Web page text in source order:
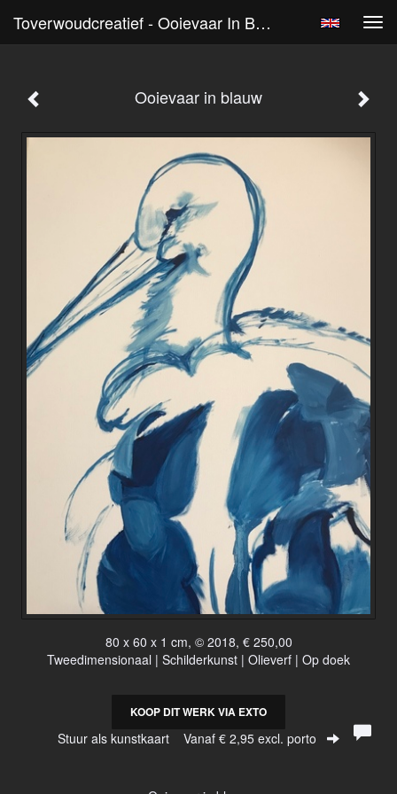
Toverwoudcreatief - Ooievaar In Blauw
Ooievaar in blauw
80 x 60 x 1 cm, © 2018, € 250,00
Tweedimensionaal | Schilderkunst | Olieverf | Op doek
KOOP DIT WERK VIA EXTO
Stuur als kunstkaart Vanaf € 2,95 excl. porto